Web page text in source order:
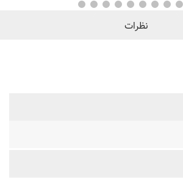
نظرات